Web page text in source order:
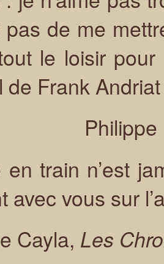
de me
le loisir
de Frank
en train n’est
avec vous sur
Cayla, Les